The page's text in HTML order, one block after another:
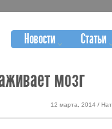
Новости Статьи
мозг
12 марта, 2014 /